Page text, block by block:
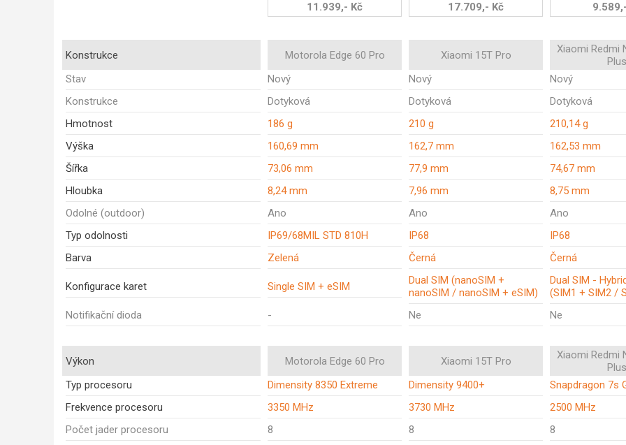
11.939,- Kč 17.709,- Kč
Konstrukce Motorola Edge 60 Pro Xiaomi 15T Pro
Xiaomi Redmi
Plus
Stav
Nový Nový
Nový
Konstrukce
Dotyková Dotyková
Dotyková
Hmotnost
186 g 210 g
210,14 g
Výška
160,69 mm 162,7 mm
162,53 mm
Šířka
73,06 mm 77,9 mm
74,67 mm
Hloubka
8,24 mm 7,96 mm
8,75 mm
Odolné (outdoor)
Ano Ano
Ano
Typ odolnosti
IP69/68MIL STD 810H IP68
IP68
Barva
Zelená Černá Černá
Konfigurace karet Single SIM + eSIM
Dual SIM (nanoSIM +
nanoSIM / nanoSIM + eSIM)
Dual SIM -
(SIM1 + SIM2 /
Notifikační dioda
- Ne Ne
Výkon Motorola Edge 60 Pro Xiaomi 15T Pro
Xiaomi Redmi
Plus
Typ procesoru
Dimensity 8350 Extreme Dimensity 9400+
Snapdragon 7s
Frekvence procesoru
3350 MHz 3730 MHz
2500 MHz
Počet jader procesoru
8 8
8